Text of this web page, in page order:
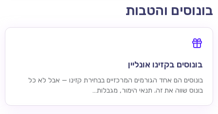
בונוסים והטבות
בונוסים בקזינו אונליין
בונוסים הם אחד הגורמים המרכזיים בבחירת קזינו — אבל לא כל
בונוס שווה את זה. תנאי הימור, מגבלות…